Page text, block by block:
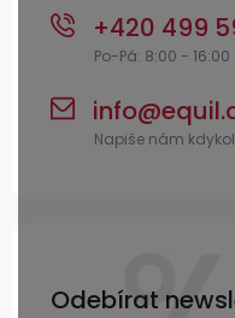
info@
+420 499
Odebírat